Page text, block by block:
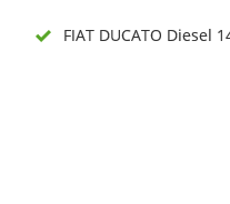
FIAT DUCATO Diesel